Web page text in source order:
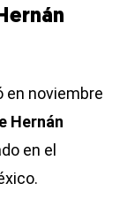
en noviembre
Hernán
en el